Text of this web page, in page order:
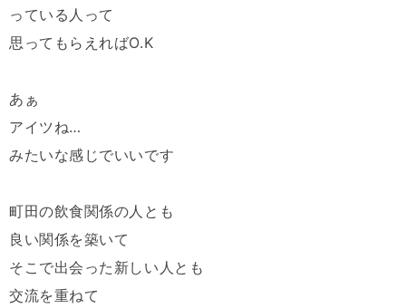
っている人って
思ってもらえればO.K
あぁ
アイツね…
みたいな感じでいいです
町田の飲食関係の人とも
良い関係を築いて
そこで出会った新しい人とも
交流を重ねて